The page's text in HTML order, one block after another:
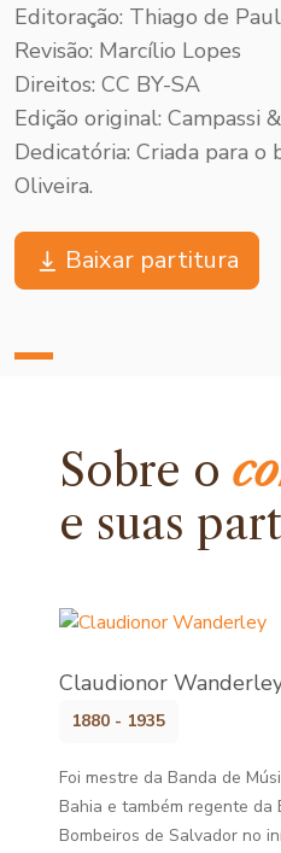
Editoração: Thiago de
Revisão: Marcílio Lopes
Direitos: CC BY-SA
Edição original: Campassi
Dedicatória: Criada para o
Oliveira.
Baixar partitura
Sobre o
e suas
Claudionor
1880 - 1935
Foi mestre da Banda de
Bahia e também regente da
Bombeiros de Salvador no